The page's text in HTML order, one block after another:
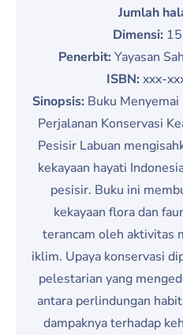
Jumlah
Dimensi:
Penerbit:Yayasan
ISBN:xxx-
Sinopsis: Buku
Perjalanan Konservasi
Pesisir Labuan
kekayaan hayati
pesisir. Buku ini
kekayaan flora dan
terancam oleh aktivitas
iklim. Upaya konservasi
pelestarian yang
antara perlindungan
dampaknya terhadap